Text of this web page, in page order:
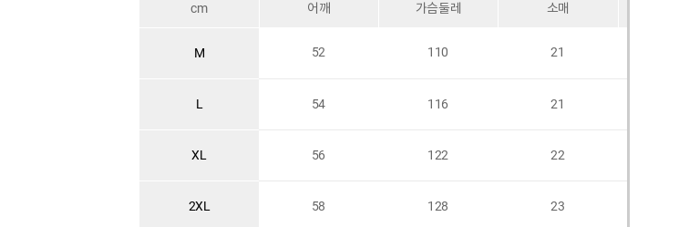
cm 어깨 가슴둘레 소매
M 52 110 21
L 54 116 21
XL 56 122 22
2XL 58 128 23